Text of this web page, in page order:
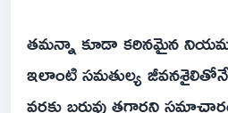
తమన్నా కూడా కఠినమైన
ఇలాంటి సమతుల్య
వరకు బరువు తగ్గారని